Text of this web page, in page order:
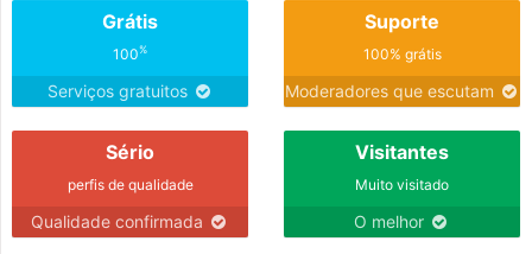
Grátis
100%
Serviços gratuitos
Suporte
100% grátis
Moderadores que escutam
Sério
perfis de qualidade
Qualidade confirmada
Visitantes
Muito visitado
O melhor